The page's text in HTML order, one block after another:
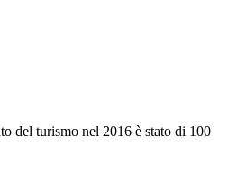
del turismo nel 2016 è stato di 100